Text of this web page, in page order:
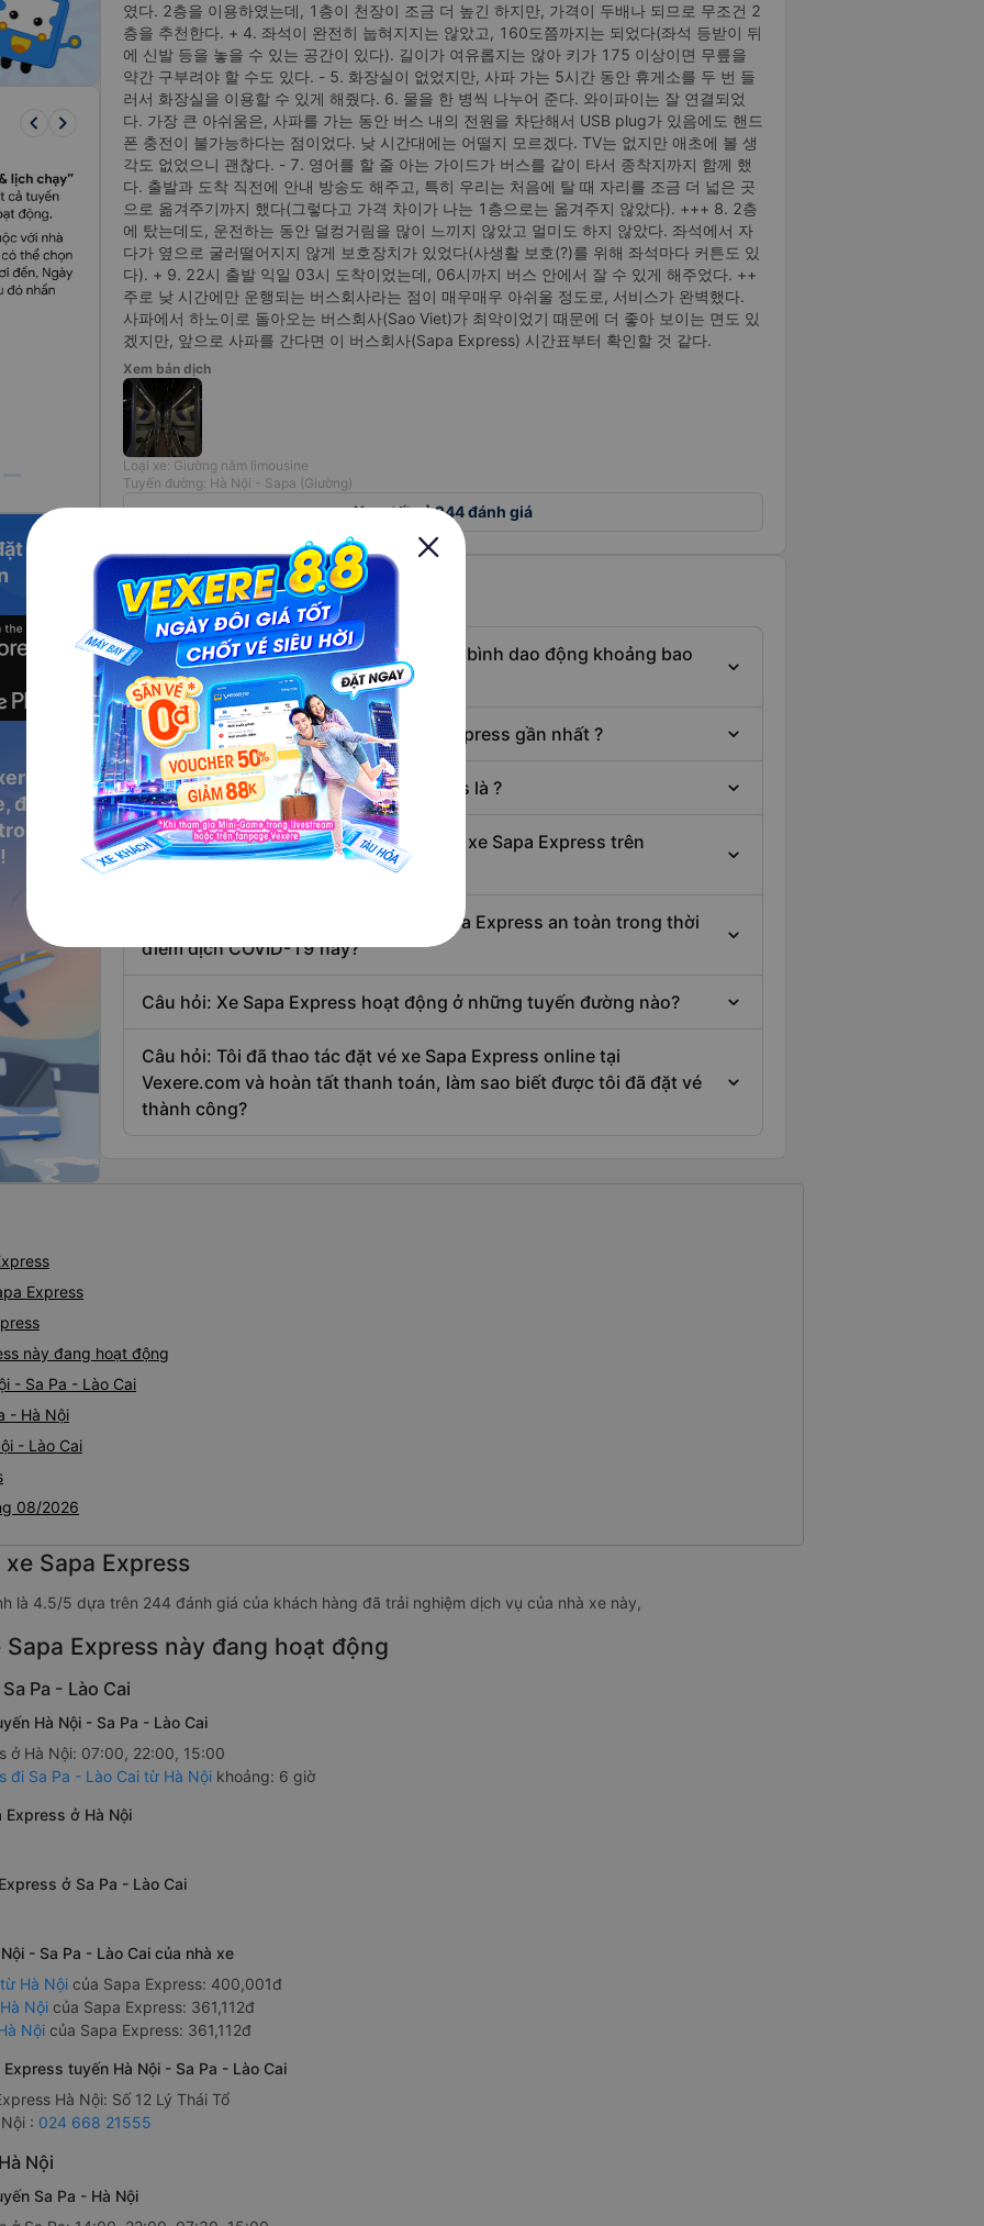
keyboard_arrow_left keyboard_arrow_right
vé
đặt vé
bài bản,
từ trung
và công
đi đơn
để Sapa
xe
Thùng,
Sapa,
였다. 2층을 이용하였는데, 1층이 천장이 조금 더 높긴 하지만, 가격이 두배나 되므로 무조건 2
층을 추천한다. + 4. 좌석이 완전히 눕혀지지는 않았고, 160도쯤까지는 되었다(좌석 등받이 뒤
에 신발 등을 놓을 수 있는 공간이 있다). 길이가 여유롭지는 않아 키가 175 이상이면 무릎을
약간 구부려야 할 수도 있다. - 5. 화장실이 없었지만, 사파 가는 5시간 동안 휴게소를 두 번 들
러서 화장실을 이용할 수 있게 해줬다. 6. 물을 한 병씩 나누어 준다. 와이파이는 잘 연결되었
다. 가장 큰 아쉬움은, 사파를 가는 동안 버스 내의 전원을 차단해서 USB plug가 있음에도 핸드
폰 충전이 불가능하다는 점이었다. 낮 시간대에는 어떨지 모르겠다. TV는 없지만 애초에 볼 생
각도 없었으니 괜찮다. - 7. 영어를 할 줄 아는 가이드가 버스를 같이 타서 종착지까지 함께 했
다. 출발과 도착 직전에 안내 방송도 해주고, 특히 우리는 처음에 탈 때 자리를 조금 더 넓은 곳
으로 옮겨주기까지 했다(그렇다고 가격 차이가 나는 1층으로는 옮겨주지 않았다). +++ 8. 2층
에 탔는데도, 운전하는 동안 덜컹거림을 많이 느끼지 않았고 멀미도 하지 않았다. 좌석에서 자
다가 옆으로 굴러떨어지지 않게 보호장치가 있었다(사생활 보호(?)를 위해 좌석마다 커튼도 있
다). + 9. 22시 출발 익일 03시 도착이었는데, 06시까지 버스 안에서 잘 수 있게 해주었다. ++
주로 낮 시간에만 운행되는 버스회사라는 점이 매우매우 아쉬울 정도로, 서비스가 완벽했다.
사파에서 하노이로 돌아오는 버스회사(Sao Viet)가 최악이었기 때문에 더 좋아 보이는 면도 있
겠지만, 앞으로 사파를 간다면 이 버스회사(Sapa Express) 시간표부터 확인할 것 같다.
Xem bản dịch
Loại xe: Giường nằm limousine
Tuyến đường: Hà Nội - Sapa (Giường)
Xem tất cả 244 đánh giá
Câu hỏi thường gặp
Câu hỏi: Giá vé xe Sapa Express trung bình dao động khoảng bao
nhiêu?
Câu hỏi: Địa chỉ văn phòng xe Sapa Express gần nhất ?
Câu hỏi: Số điện thoại xe Sapa Express là ?
Câu hỏi: Có khuyến mãi nào khi đặt vé xe Sapa Express trên
Câu hỏi: Làm thế nào để đặt vé xe Sapa Express an toàn trong thời
điểm dịch COVID-19 này?
Câu hỏi: Xe Sapa Express hoạt động ở những tuyến đường nào?
Câu hỏi: Tôi đã thao tác đặt vé xe Sapa Express online tại
Vexere.com và hoàn tất thanh toán, làm sao biết được tôi đã đặt vé
thành công?
Express
này đang hoạt động
- Sa Pa - Lào Cai
- Hà Nội
- Lào Cai
08/2026
Sapa Express
là 4.5/5 dựa trên 244 đánh giá của khách hàng đã trải nghiệm dịch vụ của nhà xe này,
Express này đang hoạt động
Pa - Lào Cai
Hà Nội - Sa Pa - Lào Cai
ở Hà Nội: 07:00, 22:00, 15:00
đi Sa Pa - Lào Cai từ Hà Nội khoảng: 6 giờ
Express ở Hà Nội
ở Sa Pa - Lào Cai
- Sa Pa - Lào Cai của nhà xe
Hà Nội của Sapa Express: 400,001đ
Nội của Sapa Express: 361,112đ
Nội của Sapa Express: 361,112đ
tuyến Hà Nội - Sa Pa - Lào Cai
Hà Nội: Số 12 Lý Thái Tổ
: 024 668 21555
Nội
Sa Pa - Hà Nội